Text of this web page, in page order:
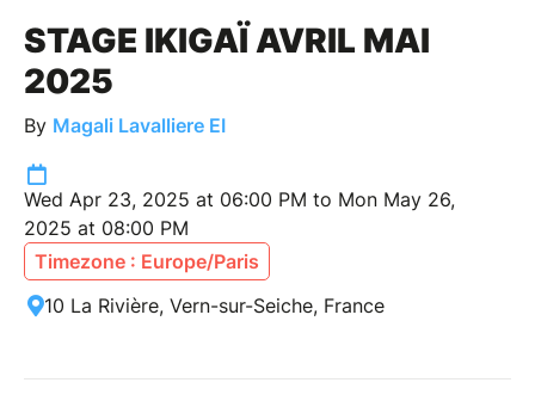
STAGE IKIGAÏ AVRIL MAI
2025
By Magali Lavalliere EI
Wed Apr 23, 2025 at 06:00 PM to Mon May 26,
2025 at 08:00 PM
Timezone : Europe/Paris
10 La Rivière, Vern-sur-Seiche, France